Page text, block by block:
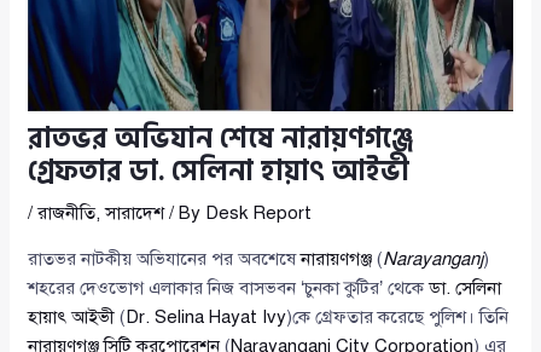
রাতভর অভিযান শেষে নারায়ণগঞ্জে
গ্রেফতার ডা. সেলিনা হায়াৎ আইভী
/রাজনীতি,সারাদেশ/ By Desk Report
রাতভর নাটকীয় অভিযানের পর অবশেষেনারায়ণগঞ্জ (Narayanganj)
শহরের দেওভোগ এলাকার নিজ বাসভবন ‘চুনকা কুটির’ থেকেডা. সেলিনা
হায়াৎ আইভী ( Dr. Selina Hayat Ivy)কে গ্রেফতার করেছে পুলিশ। তিনি
নারায়ণগঞ্জ সিটি করপোরেশন(Narayanganj City Corporation) এর